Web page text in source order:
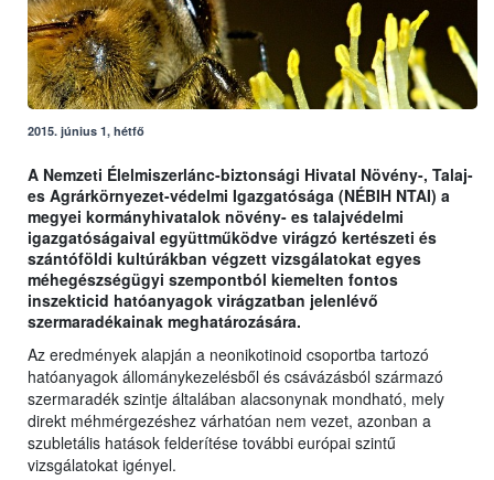
2015. június 1, hétfő
A Nemzeti Élelmiszerlánc-biztonsági Hivatal Növény-, Talaj-
es Agrárkörnyezet-védelmi Igazgatósága (NÉBIH NTAI) a
megyei kormányhivatalok növény- es talajvédelmi
igazgatóságaival együttműködve virágzó kertészeti és
szántóföldi kultúrákban végzett vizsgálatokat egyes
méhegészségügyi szempontból kiemelten fontos
inszekticid hatóanyagok virágzatban jelenlévő
szermaradékainak meghatározására.
Az eredmények alapján a neonikotinoid csoportba tartozó
hatóanyagok állománykezelésből és csávázásból származó
szermaradék szintje általában alacsonynak mondható, mely
direkt méhmérgezéshez várhatóan nem vezet, azonban a
szubletális hatások felderítése további európai szintű
vizsgálatokat igényel.